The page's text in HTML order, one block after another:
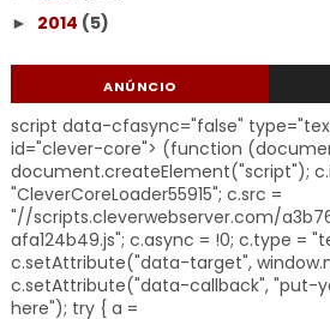
► 2014 (5)
ANÚNCIO
script data-cfasync="false"
id="clever-core"> (function
document.createElement("script");
"CleverCoreLoader55915"; c.src =
"//scripts.cleverwebserver.com/
afa124b49.js"; c.async = !0; c.type =
c.setAttribute("data-target",
c.setAttribute("data-callback", "put-
here"); try { a =